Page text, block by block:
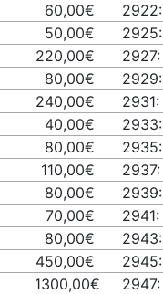
60,00€ 2922:
50,00€ 2925:
220,00€ 2927:
80,00€ 2929:
240,00€ 2931:
40,00€ 2933:
80,00€ 2935:
110,00€ 2937:
80,00€ 2939:
70,00€ 2941:
80,00€ 2943:
450,00€ 2945:
1300,00€ 2947: